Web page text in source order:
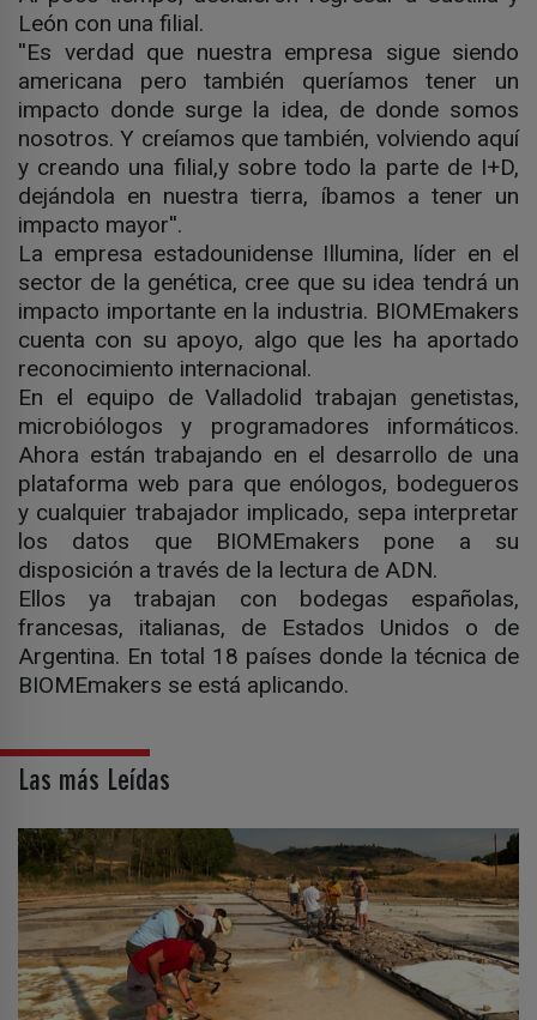
León con una filial.
''Es verdad que nuestra empresa sigue siendo
americana pero también queríamos tener un
impacto donde surge la idea, de donde somos
nosotros. Y creíamos que también, volviendo aquí
y creando una filial,y sobre todo la parte de I+D,
dejándola en nuestra tierra, íbamos a tener un
impacto mayor''.
La empresa estadounidense Illumina, líder en el
sector de la genética, cree que su idea tendrá un
impacto importante en la industria. BIOMEmakers
cuenta con su apoyo, algo que les ha aportado
reconocimiento internacional.
En el equipo de Valladolid trabajan genetistas,
microbiólogos y programadores informáticos.
Ahora están trabajando en el desarrollo de una
plataforma web para que enólogos, bodegueros
y cualquier trabajador implicado, sepa interpretar
los datos que BIOMEmakers pone a su
disposición a través de la lectura de ADN.
Ellos ya trabajan con bodegas españolas,
francesas, italianas, de Estados Unidos o de
Argentina. En total 18 países donde la técnica de
BIOMEmakers se está aplicando.
Las más Leídas